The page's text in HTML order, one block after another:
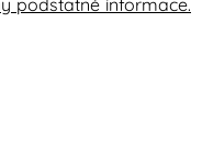
podstatné informace.